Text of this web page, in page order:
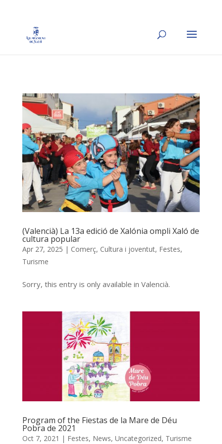
(Valencià) La 13a edició de Xalónia ompli Xaló de
cultura popular
Apr 27, 2025 | Comerç, Cultura i joventut, Festes,
Turisme
Sorry, this entry is only available in Valencià.
Program of the Fiestas de la Mare de Déu
Pobra de 2021
Oct 7, 2021 | Festes, News, Uncategorized, Turisme